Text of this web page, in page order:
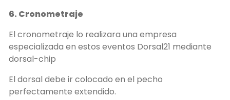
6. Cronometraje
El cronometraje lo realizara una empresa
especializada en estos eventos Dorsal21 mediante
dorsal-chip
El dorsal debe ir colocado en el pecho
perfectamente extendido.